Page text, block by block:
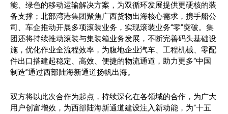
能、绿色的移动运输解决方案，为双循环发展提供更硬核的装
备支撑；北部湾港集团聚焦广西货物出海核心需求，携手船公
司、车企推动开展多项滚装业务，实现滚装业务“零”突破。集
团还将持续推动滚装与集装箱业务发展，不断完善码头基础设
施，优化作业全流程效率，为腹地企业汽车、工程机械、零配
件出口搭建起稳定、高效、便捷的物流通道，助力更多“中国
制造”通过西部陆海新通道扬帆出海。
双方将以此次合作为起点，持续深化在各领域的合作，为广大
用户创富增效，为西部陆海新通道建设注入新动能，为“十五